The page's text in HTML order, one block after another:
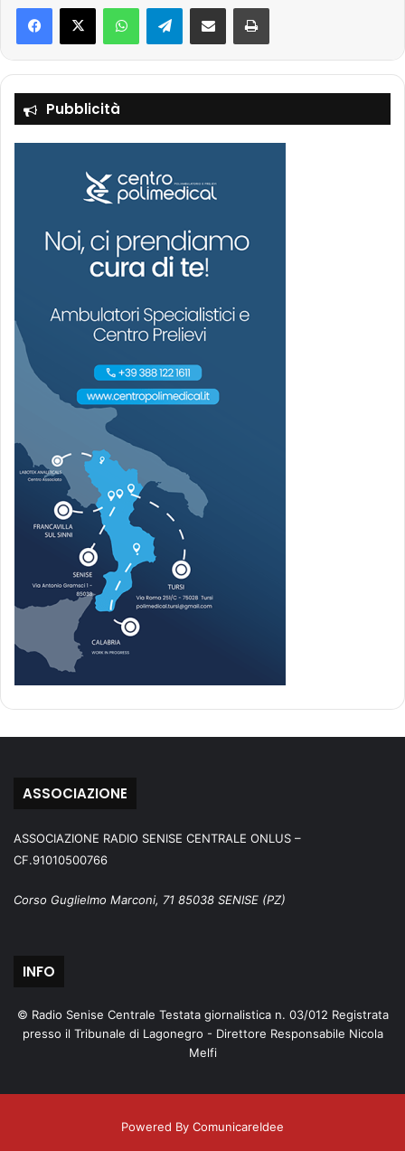
Telegram
Pubblicità
ASSOCIAZIONE
ASSOCIAZIONE RADIO SENISE CENTRALE ONLUS –
CF.91010500766
Corso Guglielmo Marconi, 71 85038 SENISE (PZ)
INFO
© Radio Senise Centrale Testata giornalistica n. 03/012 Registrata
presso il Tribunale di Lagonegro - Direttore Responsabile Nicola
Melfi
Powered By ComunicareIdee